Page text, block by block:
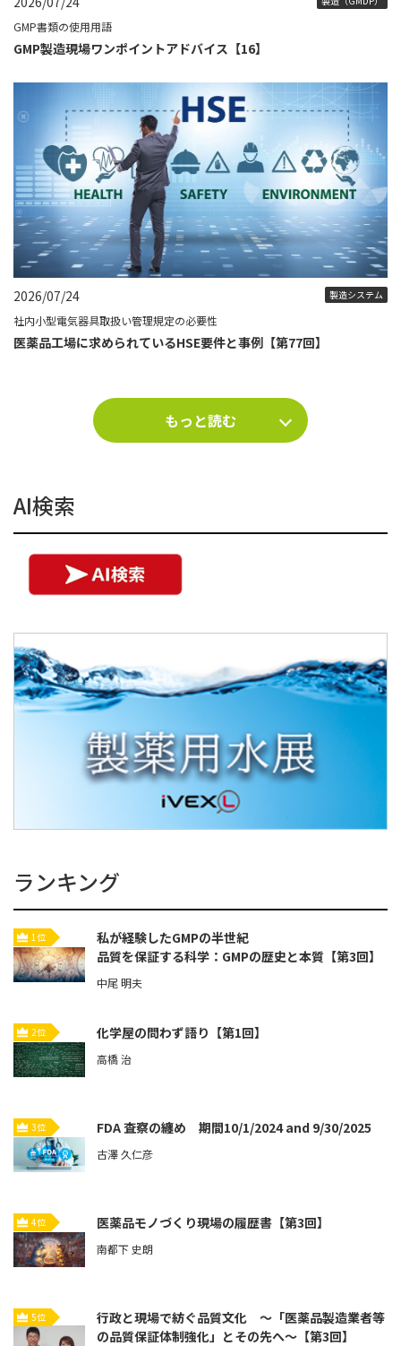
GMP書類の使用用語
GMP製造現場ワンポイントアドバイス【16】
2026/07/24 製造システム
社内小型電気器具取扱い管理規定の必要性
医薬品工場に求められているHSE要件と事例【第77回】
もっと読む
AI検索
ランキング
1位
私が経験したGMPの半世紀
品質を保証する科学：GMPの歴史と本質【第3回】
中尾 明夫
2位 化学屋の問わず語り【第1回】
高橋 治
3位 FDA 査察の纏め 期間10/1/2024 and 9/30/2025
古澤 久仁彦
4位 医薬品モノづくり現場の履歴書【第3回】
南都下 史朗
5位
行政と現場で紡ぐ品質文化 ～「医薬品製造業者等
の品質保証体制強化」とその先へ～【第3回】